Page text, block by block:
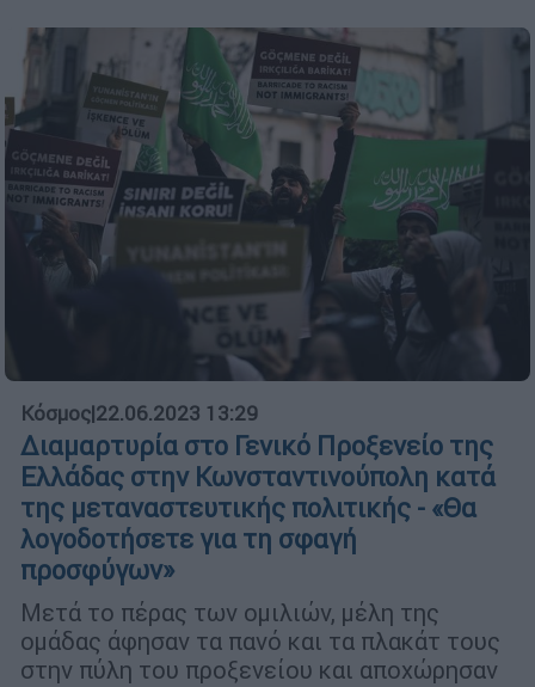
Κόσμος|22.06.2023 13:29
Διαμαρτυρία στο Γενικό Προξενείο της
Ελλάδας στην Κωνσταντινούπολη κατά
της μεταναστευτικής πολιτικής - «Θα
λογοδοτήσετε για τη σφαγή
προσφύγων»
Μετά το πέρας των ομιλιών, μέλη της
ομάδας άφησαν τα πανό και τα πλακάτ τους
στην πύλη του προξενείου και αποχώρησαν